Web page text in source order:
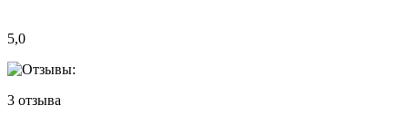
5,0
3 отзыва